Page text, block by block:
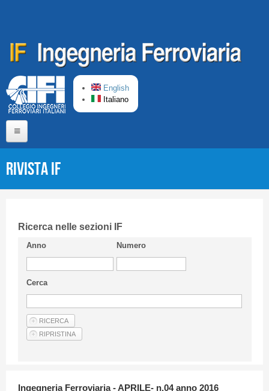
English
Italiano
CIFI in breve
Linee Guida
Privacy Policy
Articoli
Rivista IF
Ricerca nelle sezioni IF
Anno Numero
Cerca
Ingegneria Ferroviaria - APRILE- n.04 anno 2016